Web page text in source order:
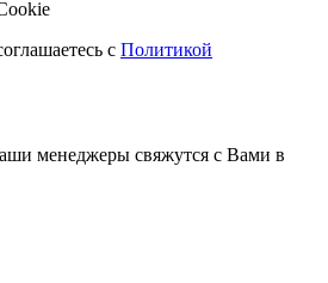
c Политикой
менеджеры свяжутся с Вами в